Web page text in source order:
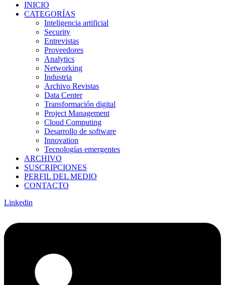
INICIO
CATEGORÍAS
Inteligencia artificial
Security
Entrevistas
Proveedores
Analytics
Networking
Industria
Archivo Revistas
Data Center
Transformación digital
Project Management
Cloud Computing
Desarrollo de software
Innovation
Tecnologías emergentes
ARCHIVO
SUSCRIPCIONES
PERFIL DEL MEDIO
CONTACTO
Linkedin